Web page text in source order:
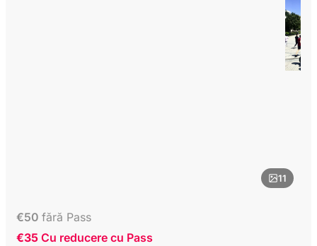
11
€50 fără Pass
€35 Cu reducere cu Pass